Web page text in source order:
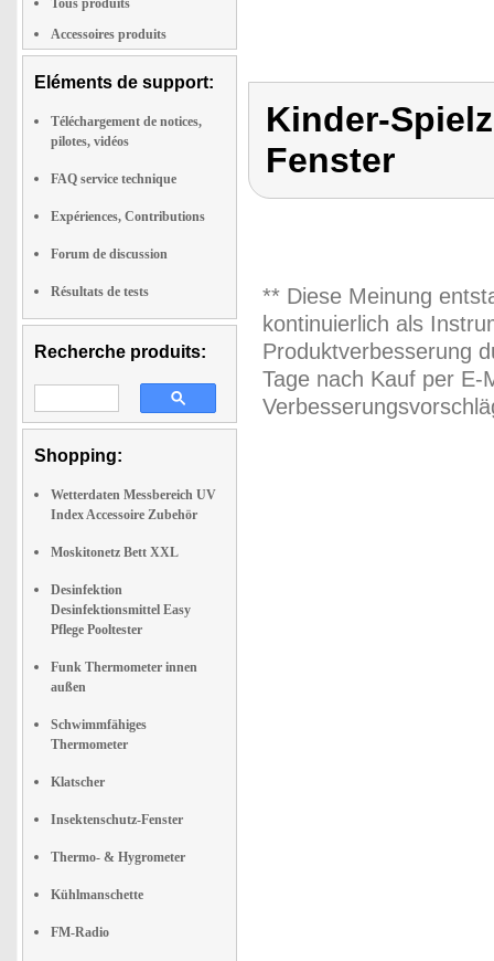
Tous produits
Accessoires produits
Eléments de support:
Téléchargement de notices,
pilotes, vidéos
FAQ service technique
Expériences, Contributions
Forum de discussion
Résultats de tests
Recherche produits:
Shopping:
Wetterdaten Messbereich UV
Index Accessoire Zubehör
Moskitonetz Bett XXL
Desinfektion
Desinfektionsmittel Easy
Pflege Pooltester
Funk Thermometer innen
außen
Schwimmfähiges
Thermometer
Klatscher
Insektenschutz-Fenster
Thermo- & Hygrometer
Kühlmanschette
FM-Radio
Kinder-
Fenster
** Diese Meinung
kontinuierlich als
Produktverbesserung
Tage nach Kauf per E-